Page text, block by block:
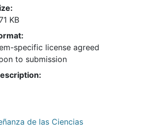
KB
specific license agreed
to submission
de las Ciencias